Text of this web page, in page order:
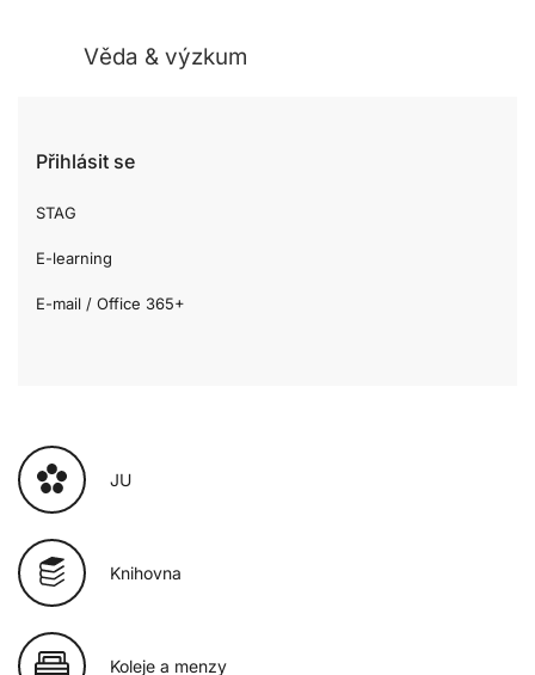
Věda & výzkum
Přihlásit se
STAG
E-learning
E-mail / Office 365+
JU
Knihovna
Koleje a menzy